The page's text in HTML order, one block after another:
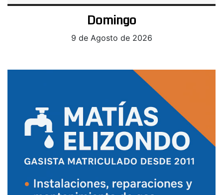
Domingo
9 de Agosto de 2026